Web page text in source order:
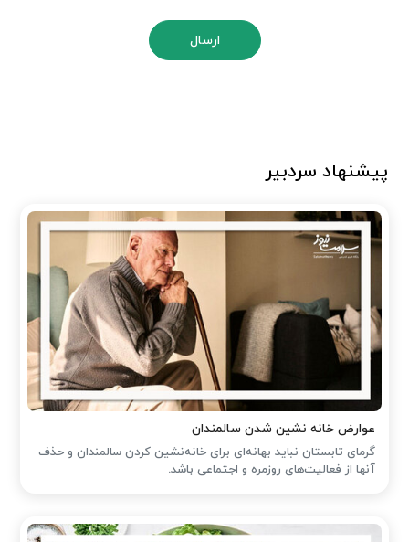
ارسال
پیشنهاد سردبیر
عوارض خانه نشین شدن سالمندان
گرمای تابستان نباید بهانه‌ای برای خانه‌نشین کردن سالمندان و حذف
آنها از فعالیت‌های روزمره و اجتماعی باشد.